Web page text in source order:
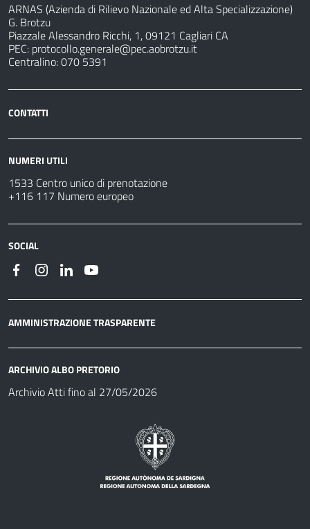
ARNAS (Azienda di Rilievo Nazionale ed Alta Specializzazione)
G. Brotzu
Piazzale Alessandro Ricchi, 1, 09121 Cagliari CA
PEC: protocollo.generale@pec.aobrotzu.it
Centralino: 070 5391
CONTATTI
NUMERI UTILI
1533 Centro unico di prenotazione
+116 117 Numero europeo
SOCIAL
AMMINISTRAZIONE TRASPARENTE
ARCHIVIO ALBO PRETORIO
Archivio Atti fino al 27/05/2026